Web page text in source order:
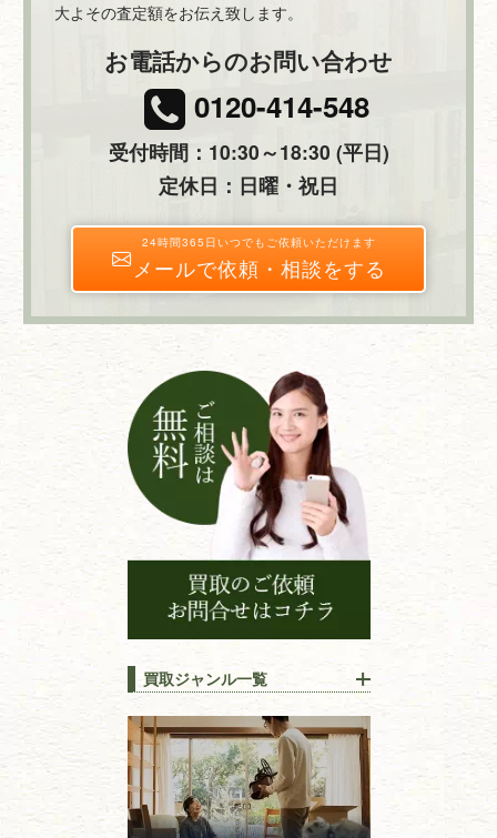
大よその査定額をお伝え致します。
お電話からのお問い合わせ
0120-414-548
受付時間：10:30～18:30 (平日)
定休日：日曜・祝日
24時間365日いつでもご依頼いただけます
メールで依頼・相談をする
買取ジャンル一覧
江戸時代の書物
唐本・漢籍・
中国書物・朝鮮本
錦絵・浮世絵・版画・刷り物